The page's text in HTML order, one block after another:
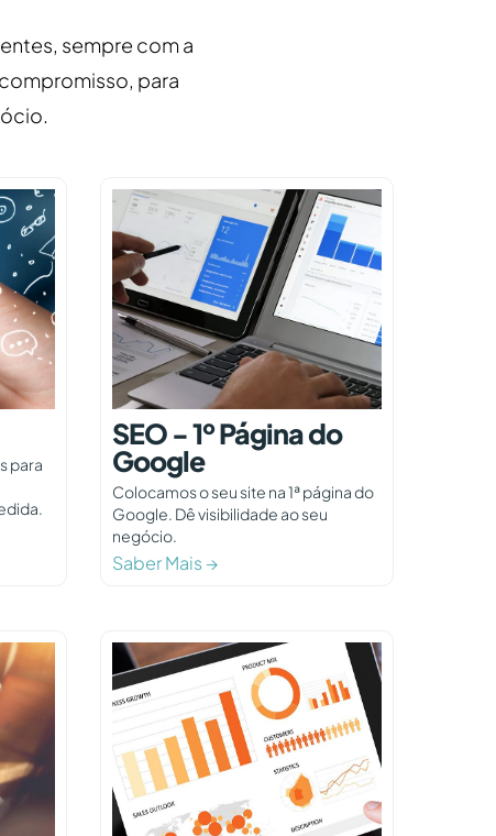
sempre com a
para
para
SEO - 1º Página do
Google
Colocamos o seu site na 1ª página do
Google. Dê visibilidade ao seu
negócio.
Saber Mais →